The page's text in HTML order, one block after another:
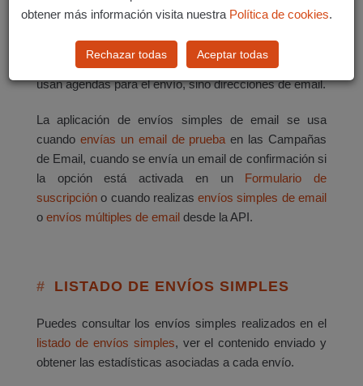
el mismo email hasta a 5 destinatarios válidos. A
diferencia de la aplicación
Campañas de email
usan agendas para el envío, sino direcciones de email.
La aplicación de envíos simples de email se usa
cuando envías un email de prueba en las Campañas
de Email, cuando se envía un email de confirmación si
la opción está activada en un Formulario de
suscripción o cuando realizasenvíos simples de email
o envíos múltiples de email desde la API.
LISTADO DE ENVÍOS SIMPLES
Puedes consultar los envíos simples realizados en el
listado de envíos simples, ver el contenido enviado y
obtener las estadísticas asociadas a cada envío.
obtener más información visita nuestra Política de cookies.
Rechazar todas Aceptar todas